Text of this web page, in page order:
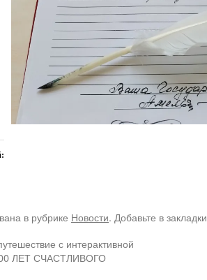
в рубрике Новости. Добавьте в
с интерактивной
ЛЕТ СЧАСТЛИВОГО